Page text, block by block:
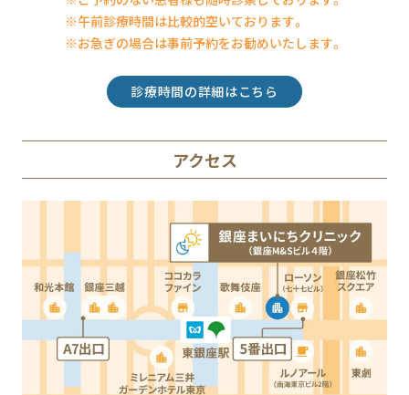
※午前診療時間は比較的空いております。
※お急ぎの場合は事前予約をお勧めいたします。
アクセス
診療時間の詳細はこちら